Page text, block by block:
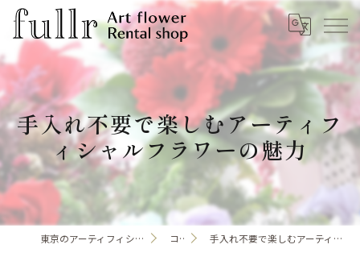
手入れ不要で楽しむアーティフ
ィシャルフラワーの魅力
東京のアーティフィシャルフラワーならfullr コラム 手入れ不要で楽しむアーティフィシャルフラワーの魅力